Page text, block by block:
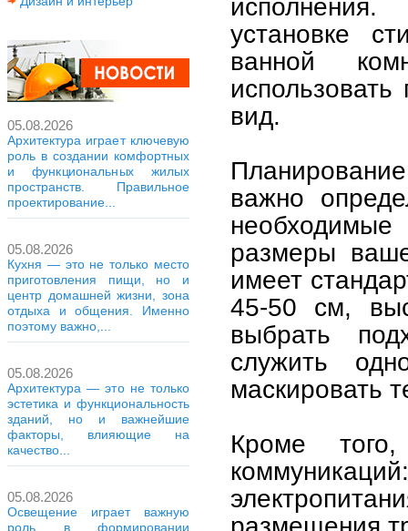
05.08.2026
Архитектура играет ключевую
роль в создании комфортных
и функциональных жилых
пространств. Правильное
проектирование...
05.08.2026
Кухня — это не только место
приготовления пищи, но и
центр домашней жизни, зона
отдыха и общения. Именно
поэтому важно,...
05.08.2026
Архитектура — это не только
эстетика и функциональность
зданий, но и важнейшие
факторы, влияющие на
качество...
05.08.2026
Освещение играет важную
роль в формировании
установке
ванной
использовать
вид.
важно
размеры
имеет
45-50 см,
выбрать
служить
маскировать
Кроме